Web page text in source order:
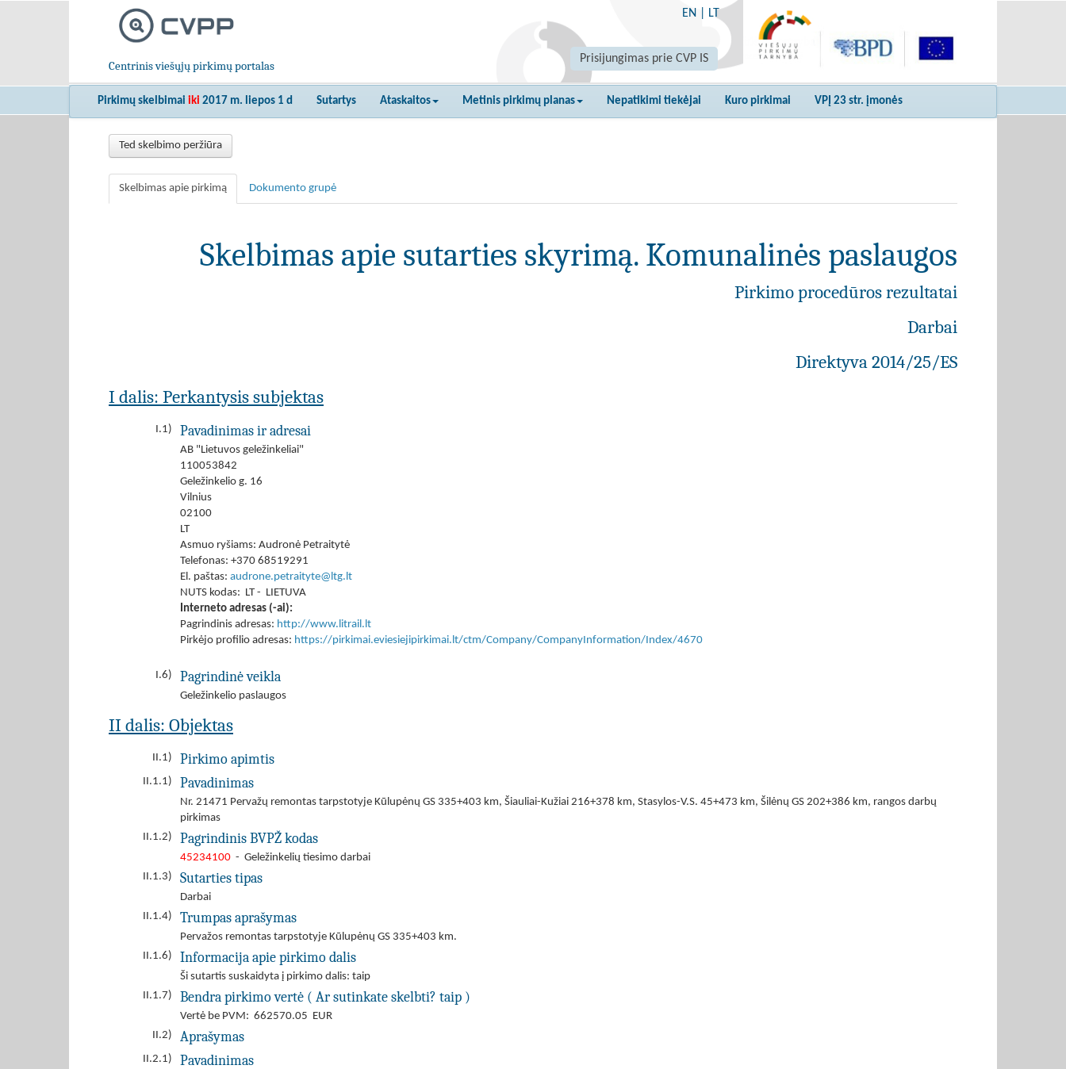
Centrinis viešųjų pirkimų portalas
EN LT
Prisijungimas prie CVP IS
Pirkimų skelbimai iki 2017 m. liepos 1 d Sutartys Ataskaitos Metinis pirkimų planas Nepatikimi tiekėjai Kuro pirkimai VPĮ 23 str. įmonės
Ted skelbimo peržiūra
Skelbimas apie pirkimą Dokumento grupė
Skelbimas apie sutarties skyrimą. Komunalinės paslaugos
Pirkimo procedūros rezultatai
Darbai
Direktyva 2014/25/ES
I dalis: Perkantysis subjektas
I.1) Pavadinimas ir adresai
AB "Lietuvos geležinkeliai"
110053842
Geležinkelio g. 16
Vilnius
02100
LT
Asmuo ryšiams: Audronė Petraitytė
Telefonas: +370 68519291
El. paštas: audrone.petraityte@ltg.lt
NUTS kodas: LT - LIETUVA
Interneto adresas (-ai):
Pagrindinis adresas: http://www.litrail.lt
Pirkėjo profilio adresas: https://pirkimai.eviesiejipirkimai.lt/ctm/Company/CompanyInformation/Index/4670
I.6) Pagrindinė veikla
Geležinkelio paslaugos
II dalis: Objektas
II.1) Pirkimo apimtis
II.1.1) Pavadinimas
Nr. 21471 Pervažų remontas tarpstotyje Kūlupėnų GS 335+403 km, Šiauliai-Kužiai 216+378 km, Stasylos-V.S. 45+473 km, Šilėnų GS 202+386 km, rangos darbų
pirkimas
II.1.2)
Pagrindinis BVPŽ kodas
45234100 - Geležinkelių tiesimo darbai
II.1.3)
Sutarties tipas
Darbai
II.1.4)
Trumpas aprašymas
Pervažos remontas tarpstotyje Kūlupėnų GS 335+403 km.
II.1.6)
Informacija apie pirkimo dalis
Ši sutartis suskaidyta į pirkimo dalis: taip
II.1.7)
Bendra pirkimo vertė ( Ar sutinkate skelbti? taip )
Vertė be PVM: 662570.05 EUR
II.2)
Aprašymas
II.2.1) Pavadinimas